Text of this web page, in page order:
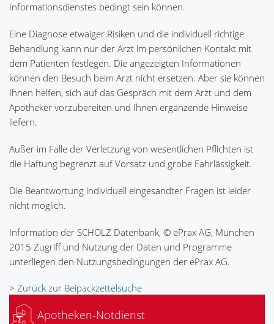
Informationsdienstes bedingt sein können.
Eine Diagnose etwaiger Risiken und die individuell richtige
Behandlung kann nur der Arzt im persönlichen Kontakt mit
dem Patienten festlegen. Die angezeigten Informationen
können den Besuch beim Arzt nicht ersetzen. Aber sie können
Ihnen helfen, sich auf das Gespräch mit dem Arzt und dem
Apotheker vorzubereiten und Ihnen ergänzende Hinweise
liefern.
Außer im Falle der Verletzung von wesentlichen Pflichten ist
die Haftung begrenzt auf Vorsatz und grobe Fahrlässigkeit.
Die Beantwortung individuell eingesandter Fragen ist leider
nicht möglich.
Information der SCHOLZ Datenbank, © ePrax AG, München
2015 Zugriff und Nutzung der Daten und Programme
unterliegen den Nutzungsbedingungen der ePrax AG.
> Zurück zur Beipackzettelsuche
Apotheken-Notdienst